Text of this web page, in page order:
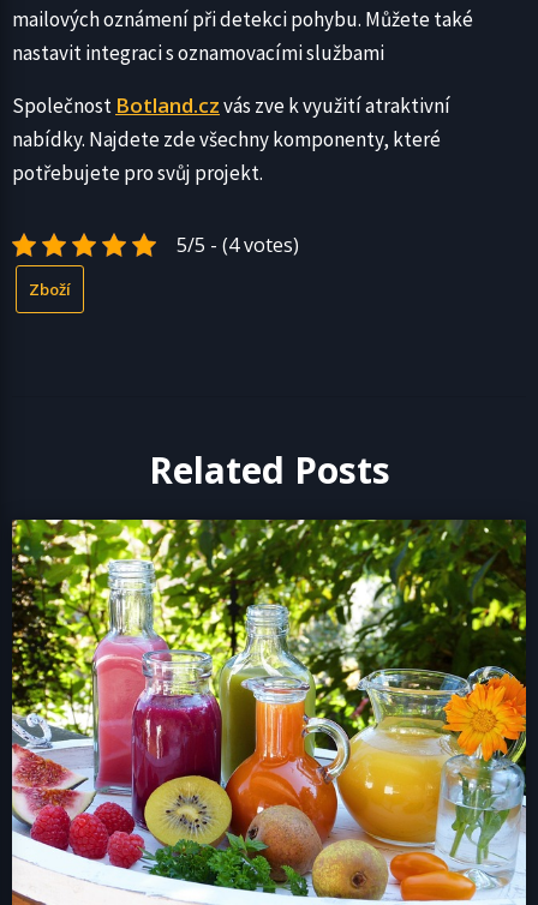
mailových oznámení při detekci pohybu. Můžete také
nastavit integraci s oznamovacími službami
Společnost Botland.czvás zve k využití atraktivní
nabídky. Najdete zde všechny komponenty, které
potřebujete pro svůj projekt.
5/5 - (4 votes)
Zboží
Related Posts